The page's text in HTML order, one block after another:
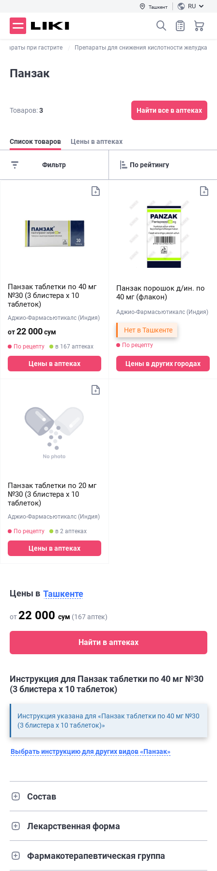
Ташкент RU
при гастрите Препараты для снижения кислотности желудка
Панзак
Товаров:3 Найти все в аптеках
Список товаров Цены в аптеках
Фильтр
Панзак таблетки по 40 мг
№30 (3 блистера х 10
таблеток)
Аджио-Фармасьютикалс (Индия)
от22 000сум
По рецепту в 167 аптеках
Цены в аптеках
Панзак порошок д/ин. по
40 мг (флакон)
Аджио-Фармасьютикалс (Индия)
Нет в Ташкенте
По рецепту
Цены в других городах
Панзак таблетки по 20 мг
№30 (3 блистера х 10
таблеток)
Аджио-Фармасьютикалс (Индия)
По рецепту в 2 аптеках
Цены в аптеках
Цены в Ташкенте
от 22 000 сум (167 аптек)
Найти в аптеках
Инструкция для Панзак таблетки по 40 мг №30
(3 блистера х 10 таблеток)
Инструкция указана для «Панзак таблетки по 40 мг №30
(3 блистера х 10 таблеток)»
Выбрать инструкцию для других видов «Панзак»
Состав
Лекарственная форма
Фармакотерапевтическая группа